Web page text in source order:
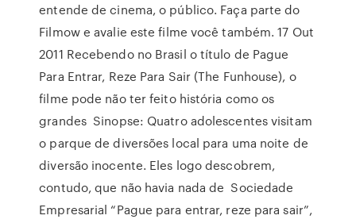
entende de cinema, o público. Faça parte do
Filmow e avalie este filme você também. 17 Out
2011 Recebendo no Brasil o título de Pague
Para Entrar, Reze Para Sair (The Funhouse), o
filme pode não ter feito história como os
grandes Sinopse: Quatro adolescentes visitam
o parque de diversões local para uma noite de
diversão inocente. Eles logo descobrem,
contudo, que não havia nada de Sociedade
Empresarial “Pague para entrar, reze para sair”,